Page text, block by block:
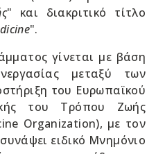
" και διακριτικό τίτλο
".
γίνεται με βάση
μεταξύ των
του Ευρωπαϊκού
του Τρόπου Ζωής
Organization), με τον
ειδικό Μνημόνιο